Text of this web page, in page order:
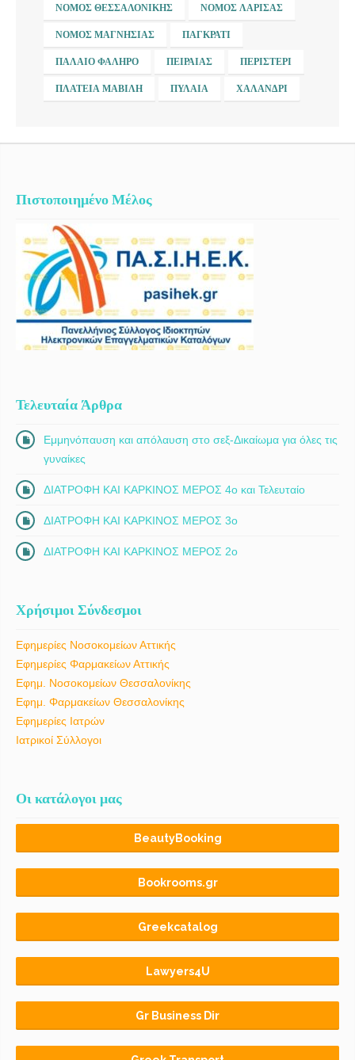
ΝΟΜΌΣ ΘΕΣΣΑΛΟΝΊΚΗΣ ΝΟΜΌΣ ΛΆΡΙΣΑΣ
ΝΟΜΌΣ ΜΑΓΝΗΣΊΑΣ ΠΑΓΚΡΆΤΙ
ΠΑΛΑΙΌ ΦΆΛΗΡΟ ΠΕΙΡΑΙΆΣ ΠΕΡΙΣΤΈΡΙ
ΠΛΑΤΕΊΑ ΜΑΒΊΛΗ ΠΥΛΑΊΑ ΧΑΛΆΝΔΡΙ
Πιστοποιημένο Μέλος
Τελευταία Άρθρα
Εμμηνόπαυση και απόλαυση στο σεξ-Δικαίωμα για όλες τις
γυναίκες
ΔΙΑΤΡΟΦΗ ΚΑΙ ΚΑΡΚΙΝΟΣ ΜΕΡΟΣ 4ο και Τελευταίο
ΔΙΑΤΡΟΦΗ ΚΑΙ ΚΑΡΚΙΝΟΣ ΜΕΡΟΣ 3ο
ΔΙΑΤΡΟΦΗ ΚΑΙ ΚΑΡΚΙΝΟΣ ΜΕΡΟΣ 2ο
Χρήσιμοι Σύνδεσμοι
Εφημερίες Νοσοκομείων Αττικής
Εφημερίες Φαρμακείων Αττικής
Εφημ. Νοσοκομείων Θεσσαλονίκης
Εφημ. Φαρμακείων Θεσσαλονίκης
Εφημερίες Ιατρών
Ιατρικοί Σύλλογοι
Οι κατάλογοι μας
BeautyBooking
Bookrooms.gr
Greekcatalog
Lawyers4U
Gr Business Dir